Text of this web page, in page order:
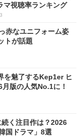
マ視聴率ランキング
赤なユニフォーム姿
トが話題
を魅了するKep1er ヒ
版の人気No.1に！
く注目作は？2026
国ドラマ」8選